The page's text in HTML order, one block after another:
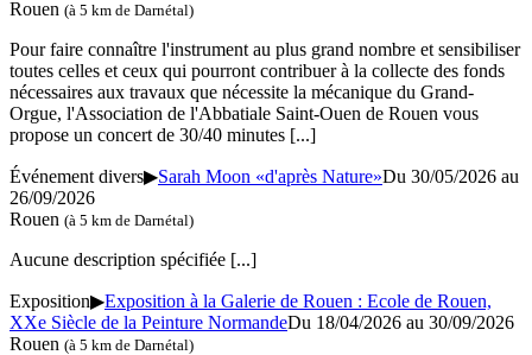
Rouen (à 5 km de Darnétal)
Pour faire connaître l'instrument au plus grand nombre et sensibiliser
toutes celles et ceux qui pourront contribuer à la collecte des fonds
nécessaires aux travaux que nécessite la mécanique du Grand-
Orgue, l'Association de l'Abbatiale Saint-Ouen de Rouen vous
propose un concert de 30/40 minutes [...]
Événement divers▶Sarah Moon «d'après Nature»Du 30/05/2026 au
26/09/2026
Rouen (à 5 km de Darnétal)
Aucune description spécifiée [...]
Exposition▶Exposition à la Galerie de Rouen : Ecole de Rouen,
XXe Siècle de la Peinture NormandeDu 18/04/2026 au 30/09/2026
Rouen (à 5 km de Darnétal)